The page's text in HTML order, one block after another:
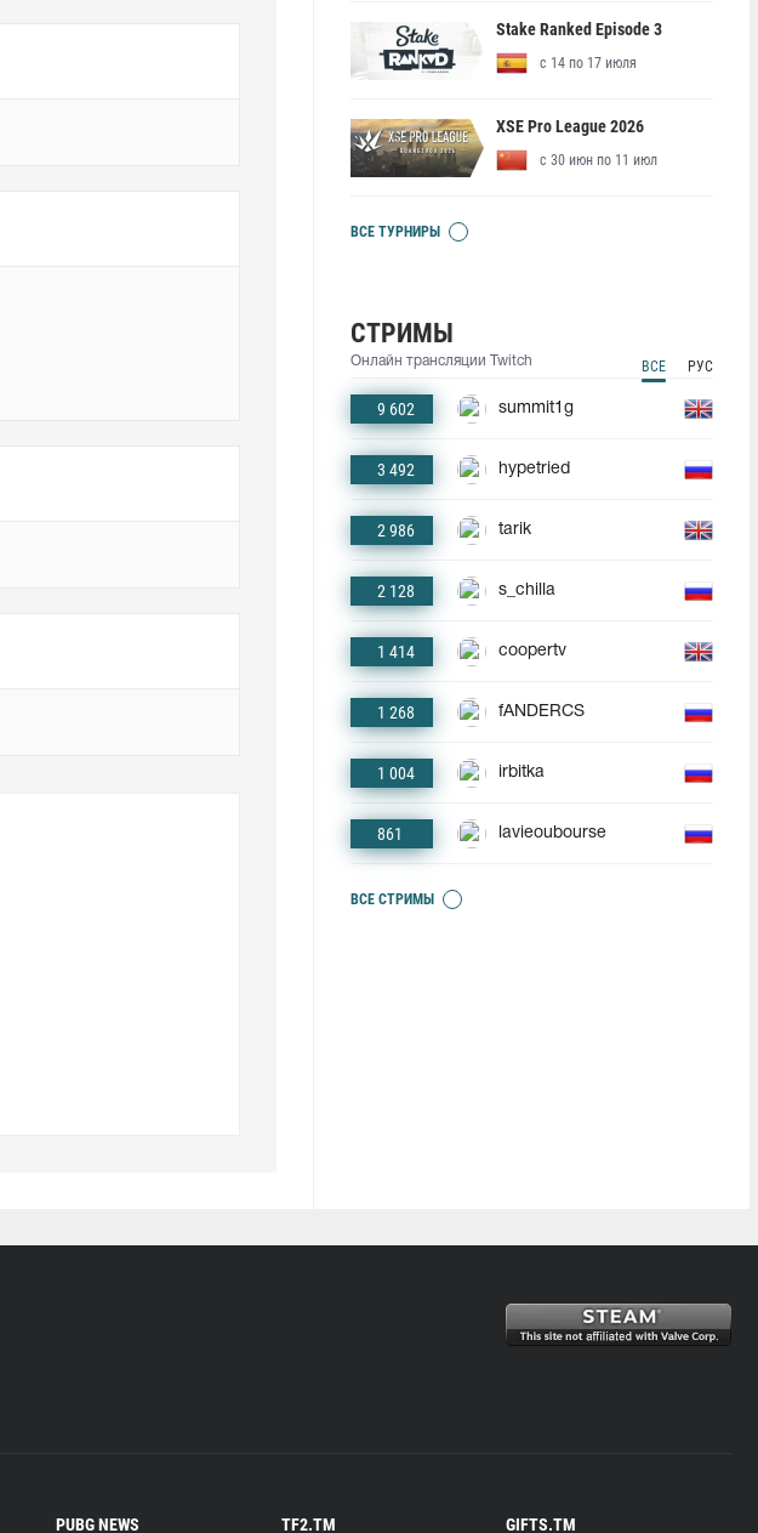
Stake Ranked Episode 3
с 14 по 17 июля
XSE Pro League 2026
с 30 июн по 11 июл
ВСЕ ТУРНИРЫ
СТРИМЫ
Онлайн трансляции Twitch ВСЕ РУС
9 602 summit1g
3 492 hypetried
2 986 tarik
2 128 s_chilla
1 414 coopertv
1 268 fANDERCS
1 004 irbitka
861 lavieoubourse
ВСЕ СТРИМЫ
PUBG NEWS TF2.TM GIFTS.TM